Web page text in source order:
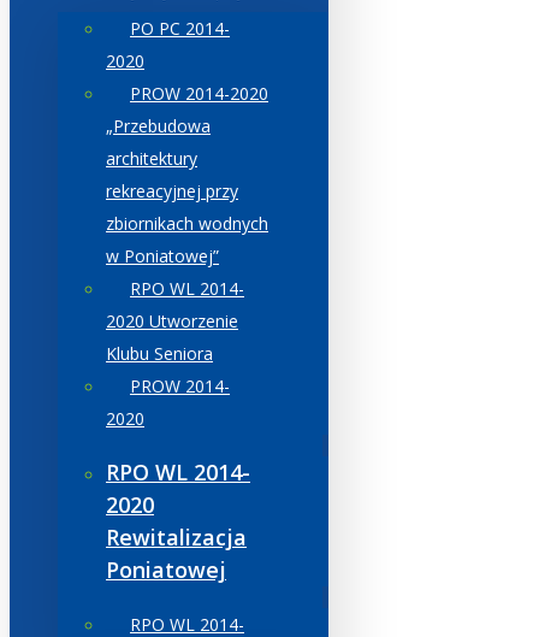
PO PC 2014-
2020
PROW 2014-2020
„Przebudowa
architektury
rekreacyjnej przy
zbiornikach wodnych
w Poniatowej”
RPO WL 2014-
2020 Utworzenie
Klubu Seniora
PROW 2014-
2020
RPO WL 2014-
2020
Rewitalizacja
Poniatowej
RPO WL 2014-